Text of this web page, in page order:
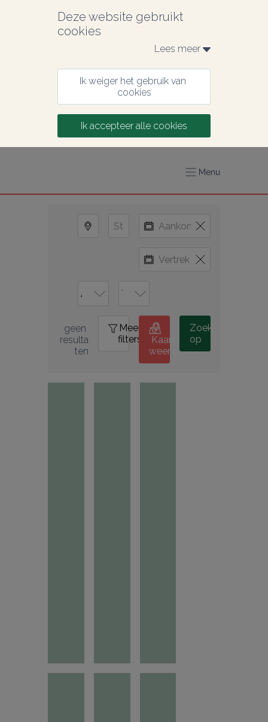
Deze website gebruikt
cookies
Lees meer
Ik weiger het gebruik van
cookies
Ik accepteer alle cookies
Menu
geen
resulta
ten
Meer
filters
Kaart
weergeven
Zoek
op